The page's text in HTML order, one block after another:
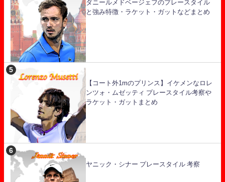
ダニールメドベージェフのプレースタイル
と強み特徴・ラケット・ガットなどまとめ
【コート外1mのプリンス】イケメンなロレ
ンツォ・ムゼッティ プレースタイル考察や
ラケット・ガットまとめ
ヤニック・シナー プレースタイル 考察